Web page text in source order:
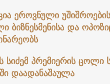
ეროვნული
ბიზნესმენისა და
სიძემ პრემიერის ცოლი
დაადანაშაულა